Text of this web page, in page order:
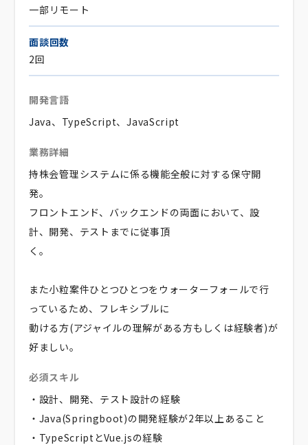
一部リモート
面談回数
2回
開発言語
Java、TypeScript、JavaScript
業務詳細
持株会管理システムに係る機能全般に対する保守開
発。
フロントエンド、バックエンドの両面において、設
計、開発、テストまでに従事頂
く。
また小粒案件ひとつひとつをウォーターフォールで行
っているため、フレキシブルに
動ける方(アジャイルの理解がある方もしくは経験者)が
好ましい。
必須スキル
・設計、開発、テスト設計の経験
・Java(Springboot)の開発経験が2年以上あること
・TypeScriptとVue.jsの経験